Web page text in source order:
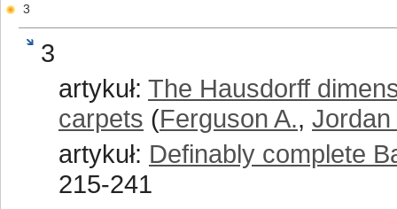
3
3
artykuł: The Hausdorff
carpets (Ferguson A., Jordan
artykuł: Definably complete
215-241